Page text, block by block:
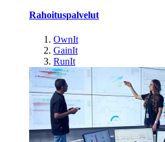
Rahoituspalvelut
OwnIt
GainIt
RunIt